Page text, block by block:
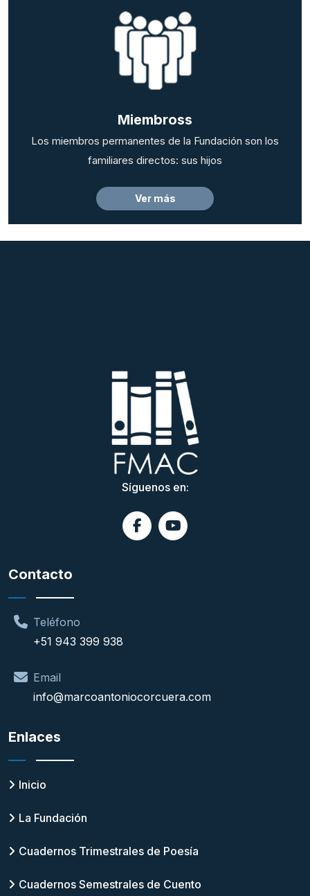
Miembross
Los miembros permanentes de la Fundación son los
familiares directos: sus hijos
Ver más
Contacto
Teléfono
+51 943 399 938
Email
info@marcoantoniocorcuera.com
Síguenos en:
Enlaces
Inicio
La Fundación
Cuadernos Trimestrales de Poesía
Cuadernos Semestrales de Cuento